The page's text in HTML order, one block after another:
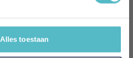
Alles toestaan